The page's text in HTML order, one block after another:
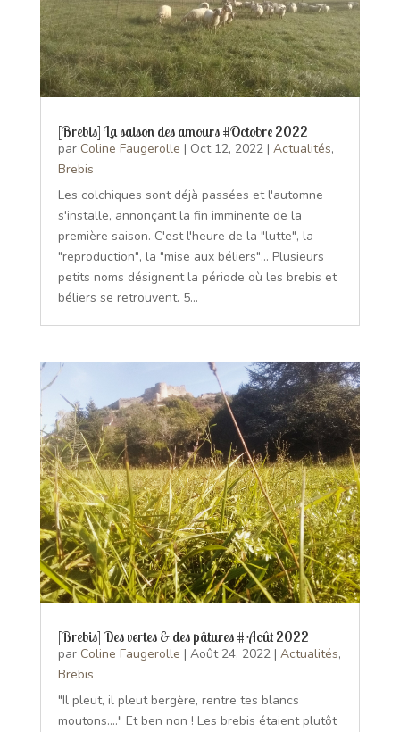
[Brebis] La saison des amours #Octobre 2022
par Coline Faugerolle | Oct 12, 2022| Actualités,
Brebis
Les colchiques sont déjà passées et l'automne
s'installe, annonçant la fin imminente de la
première saison. C'est l'heure de la "lutte", la
"reproduction", la "mise aux béliers"... Plusieurs
petits noms désignent la période où les brebis et
béliers se retrouvent. 5...
[Brebis] Des vertes & des pâtures # Août 2022
par Coline Faugerolle | Août 24, 2022| Actualités,
Brebis
"Il pleut, il pleut bergère, rentre tes blancs
moutons...." Et ben non ! Les brebis étaient plutôt